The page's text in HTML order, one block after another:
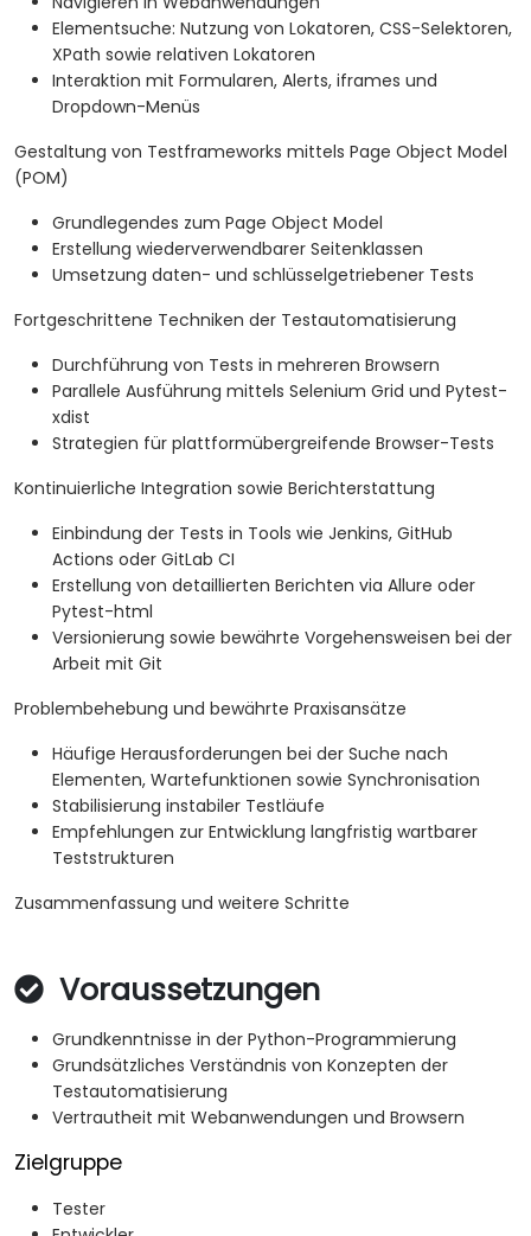
Elementsuche: Nutzung von Lokatoren, CSS-Selektoren,
XPath sowie relativen Lokatoren
Interaktion mit Formularen, Alerts, iframes und
Dropdown-Menüs
Gestaltung von Testframeworks mittels Page Object Model
(POM)
Grundlegendes zum Page Object Model
Erstellung wiederverwendbarer Seitenklassen
Umsetzung daten- und schlüsselgetriebener Tests
Fortgeschrittene Techniken der Testautomatisierung
Durchführung von Tests in mehreren Browsern
Parallele Ausführung mittels Selenium Grid und Pytest-
xdist
Strategien für plattformübergreifende Browser-Tests
Kontinuierliche Integration sowie Berichterstattung
Einbindung der Tests in Tools wie Jenkins, GitHub
Actions oder GitLab CI
Erstellung von detaillierten Berichten via Allure oder
Pytest-html
Versionierung sowie bewährte Vorgehensweisen bei der
Arbeit mit Git
Problembehebung und bewährte Praxisansätze
Häufige Herausforderungen bei der Suche nach
Elementen, Wartefunktionen sowie Synchronisation
Stabilisierung instabiler Testläufe
Empfehlungen zur Entwicklung langfristig wartbarer
Teststrukturen
Zusammenfassung und weitere Schritte
Voraussetzungen
Grundkenntnisse in der Python-Programmierung
Grundsätzliches Verständnis von Konzepten der
Testautomatisierung
Vertrautheit mit Webanwendungen und Browsern
Zielgruppe
Tester